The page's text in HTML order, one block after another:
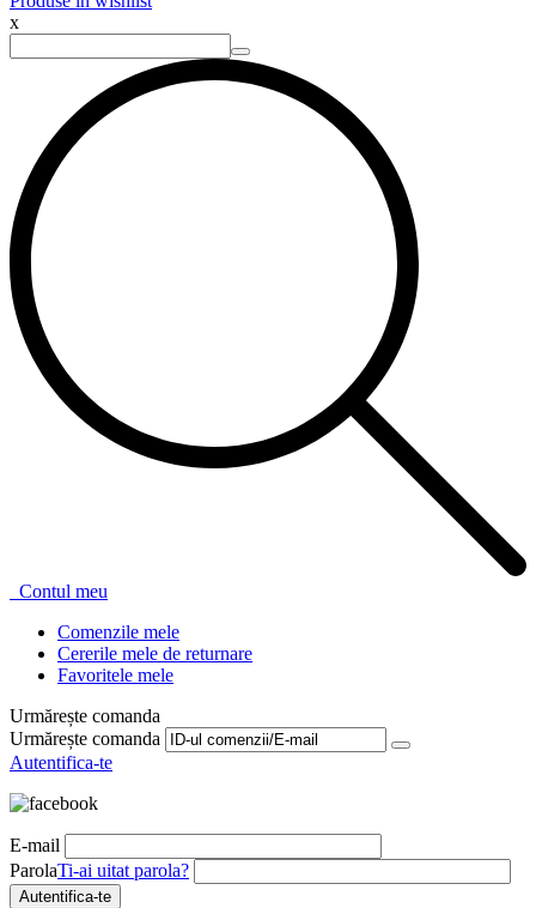
x
Contul meu
Comenzile mele
Cererile mele de returnare
Favoritele mele
Urmărește comanda
Urmărește comanda
Autentifica-te
E-mail
ParolaTi-ai uitat parola?
Autentifica-te